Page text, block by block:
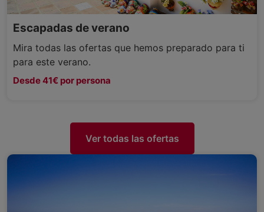
Escapadas de verano
Mira todas las ofertas que hemos preparado para ti
para este verano.
Desde 41€ por persona
Ver todas las ofertas